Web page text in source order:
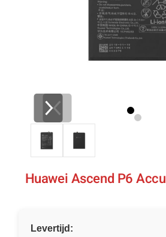
Huawei Ascend P6 Accu
Levertijd: